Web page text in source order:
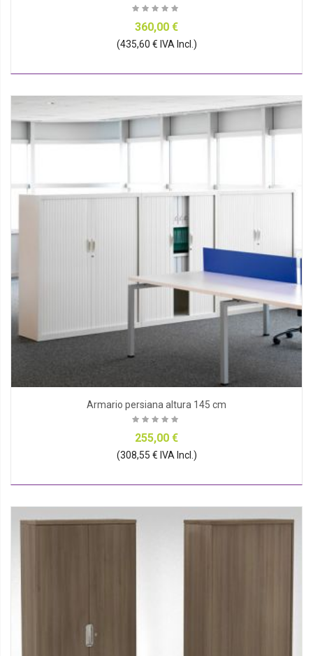
360,00 €
(435,60 € IVA Incl.)
Armario persiana altura 145 cm
255,00 €
(308,55 € IVA Incl.)